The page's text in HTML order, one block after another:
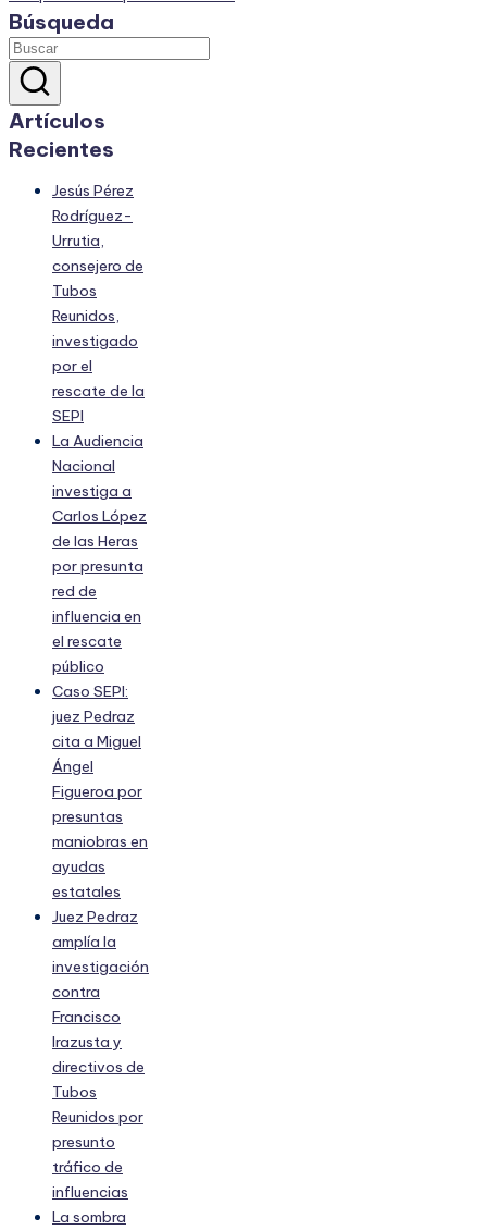
Búsqueda
Artículos
Recientes
Jesús Pérez
Rodríguez-
Urrutia,
consejero de
Tubos
Reunidos,
investigado
por el
rescate de la
SEPI
La Audiencia
Nacional
investiga a
Carlos López
de las Heras
por presunta
red de
influencia en
el rescate
público
Caso SEPI:
juez Pedraz
cita a Miguel
Ángel
Figueroa por
presuntas
maniobras en
ayudas
estatales
Juez Pedraz
amplía la
investigación
contra
Francisco
Irazusta y
directivos de
Tubos
Reunidos por
presunto
tráfico de
influencias
La sombra